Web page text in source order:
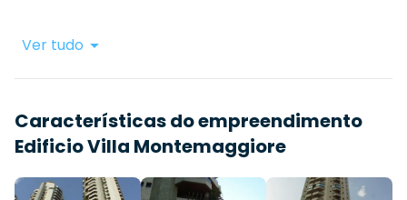
Ver tudo
Características do empreendimento
Edificio Villa Montemaggiore